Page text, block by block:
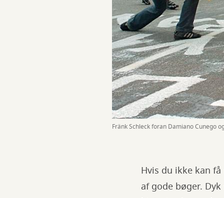
Fränk Schleck foran Damiano Cunego
Hvis du ikke kan
af gode bøger.